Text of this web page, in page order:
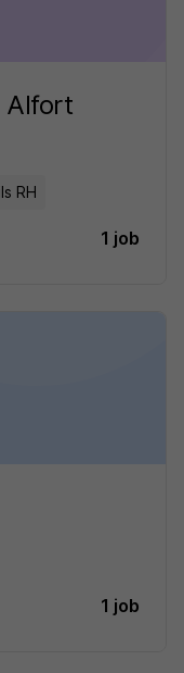
Alfort
RH
1 job
1 job